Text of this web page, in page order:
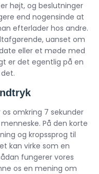
højt, og beslutninger
end nogensinde at
efterlader hos andre.
uanset om
eller et møde med
er det egentlig på en
omkring 7 sekunder
På den korte
og kropssprog til
kan virke som en
fungerer vores
os en mening om